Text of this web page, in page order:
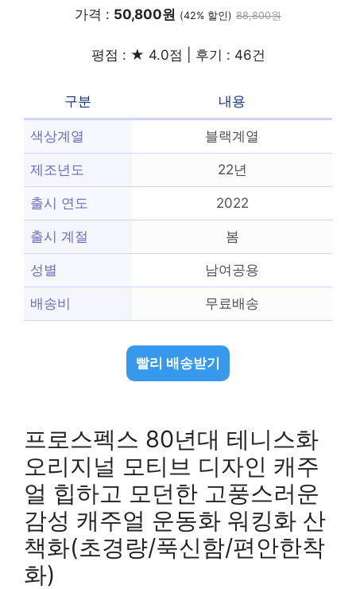
가격 : 50,800원 (42% 할인) 88,800원
평점 : ★ 4.0점 | 후기 : 46건
구분 내용
색상계열 블랙계열
제조년도 22년
출시 연도 2022
출시 계절 봄
성별 남여공용
배송비 무료배송
빨리 배송받기
프로스펙스 80년대 테니스화
오리지널 모티브 디자인 캐주
얼 힙하고 모던한 고풍스러운
감성 캐주얼 운동화 워킹화 산
책화(초경량/푹신함/편안한착
화)